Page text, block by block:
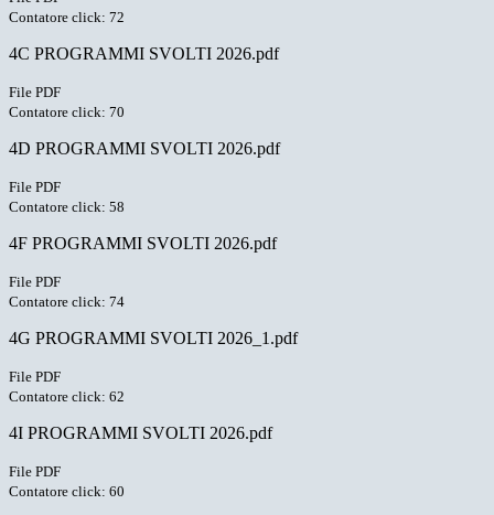
Contatore click: 72
4C PROGRAMMI SVOLTI 2026.pdf
File PDF
Contatore click: 70
4D PROGRAMMI SVOLTI 2026.pdf
File PDF
Contatore click: 58
4F PROGRAMMI SVOLTI 2026.pdf
File PDF
Contatore click: 74
4G PROGRAMMI SVOLTI 2026_1.pdf
File PDF
Contatore click: 62
4I PROGRAMMI SVOLTI 2026.pdf
File PDF
Contatore click: 60